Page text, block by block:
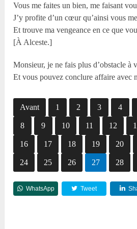
Vous me faites un bien, me faisant
J’y profite d’un cœur qu’ainsi vous
Et trouve ma vengeance en ce que
[À Alceste.]
Monsieur, je ne fais plus d’obstacle à
Et vous pouvez conclure affaire avec
Avant 1 2 3 4
8 9 10 11 12
16 17 18 19 20
24 25 26 27 28
WhatsApp Tweet